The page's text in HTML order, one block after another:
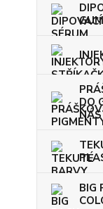
DO
BIG